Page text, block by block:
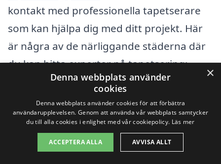
kontakt med professionella tapetserare
som kan hjälpa dig med ditt projekt. Här
är några av de närliggande städerna där
du kan hitta experter på tapetsering:
Sälen
Björbo
×
Denna webbplats använder
cookies
Denna webbplats använder cookies för att förbättra
användarupplevelsen. Genom att använda vår webbplats samtycker
du till alla cookies i enlighet med vår cookiepolicy. Läs mer
ACCEPTERA ALLA AVVISA ALLT